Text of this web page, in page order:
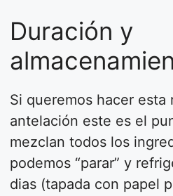
Duración y
Si queremos hacer esta
antelación este es el
mezclan todos los
podemos “parar” y
dias (tapada con papel